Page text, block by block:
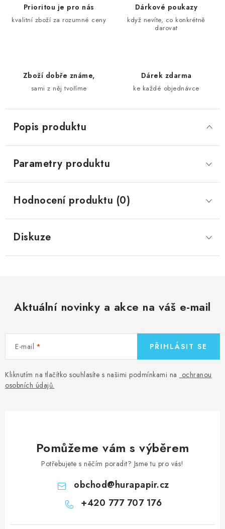
Prioritou je pro nás
kvalitní zboží za rozumné ceny
Dárkové poukazy
když nevíte, co konkrétně
darovat
Zboží dobře známe,
sami z něj tvoříme
Dárek zdarma
ke každé objednávce
Popis produktu
Parametry produktu
Hodnocení produktu (0)
Diskuze
Aktuální novinky a akce na váš e-mail
E-mail
Kliknutím na tlačítko souhlasíte s našimi podmínkami na ochranou
osobních údajů.
PŘIHLÁSIT SE
Pomůžeme vám s výběrem
Potřebujete s něčím poradit? Jsme tu pro vás!
obchod@hurapapir.cz
+420 777 707 176